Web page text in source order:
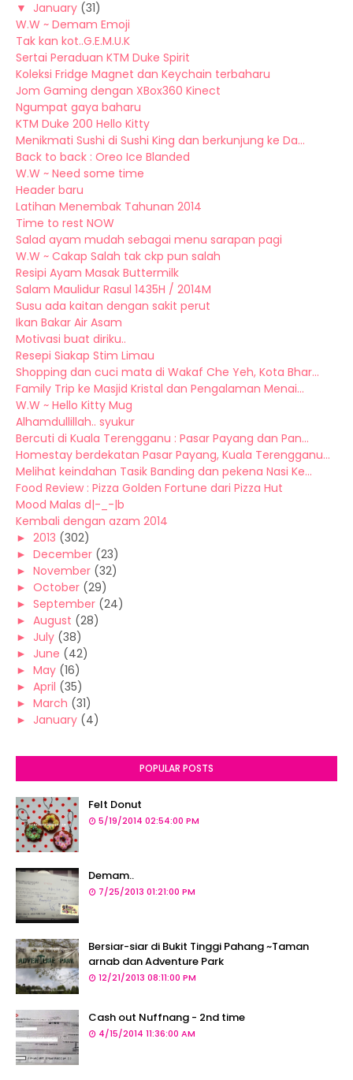
▼ January (31)
W.W ~ Demam Emoji
Tak kan kot..G.E.M.U.K
Sertai Peraduan KTM Duke Spirit
Koleksi Fridge Magnet dan Keychain terbaharu
Jom Gaming dengan XBox360 Kinect
Ngumpat gaya baharu
KTM Duke 200 Hello Kitty
Menikmati Sushi di Sushi King dan berkunjung ke Da...
Back to back : Oreo Ice Blanded
W.W ~ Need some time
Header baru
Latihan Menembak Tahunan 2014
Time to rest NOW
Salad ayam mudah sebagai menu sarapan pagi
W.W ~ Cakap Salah tak ckp pun salah
Resipi Ayam Masak Buttermilk
Salam Maulidur Rasul 1435H / 2014M
Susu ada kaitan dengan sakit perut
Ikan Bakar Air Asam
Motivasi buat diriku..
Resepi Siakap Stim Limau
Shopping dan cuci mata di Wakaf Che Yeh, Kota Bhar...
Family Trip ke Masjid Kristal dan Pengalaman Menai...
W.W ~ Hello Kitty Mug
Alhamdullillah.. syukur
Bercuti di Kuala Terengganu : Pasar Payang dan Pan...
Homestay berdekatan Pasar Payang, Kuala Terengganu...
Melihat keindahan Tasik Banding dan pekena Nasi Ke...
Food Review : Pizza Golden Fortune dari Pizza Hut
Mood Malas d|-_-|b
Kembali dengan azam 2014
► 2013 (302)
► December (23)
► November (32)
► October (29)
► September (24)
► August (28)
► July (38)
► June (42)
► May (16)
► April (35)
► March (31)
► January (4)
POPULAR POSTS
Felt Donut
5/19/2014 02:54:00 PM
Demam..
7/25/2013 01:21:00 PM
Bersiar-siar di Bukit Tinggi Pahang ~Taman
arnab dan Adventure Park
12/21/2013 08:11:00 PM
Cash out Nuffnang - 2nd time
4/15/2014 11:36:00 AM